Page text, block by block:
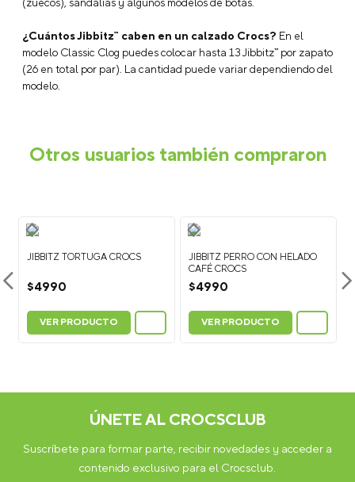
Preguntas Frecuentes
¿Qué son los Jibbitz™?Los Jibbitz™ son charms o accesorios
decorativos que puedes colocar en tus Crocs para
¿Cómo poner los Jibbitz™ en calzado Crocs?Para colocar
¿Cómo quitar los Jibbitz™?
Para retirarlos, empuja
suavemente la base del Jibbitz™ desde el interior del zapato
hacia afuera mientras lo sujetas desde la parte superior.
¿Los Jibbitz™ sirven para todos los calzados Crocs?Los
Jibbitz™ son compatibles con la mayoría de los modelos Crocs
¿Cuántos Jibbitz™ caben en un calzado Crocs?En el
modelo Classic Clog puedes colocar hasta 13 Jibbitz™ por zapato
(26 en total por par). La cantidad puede variar dependiendo del
modelo.